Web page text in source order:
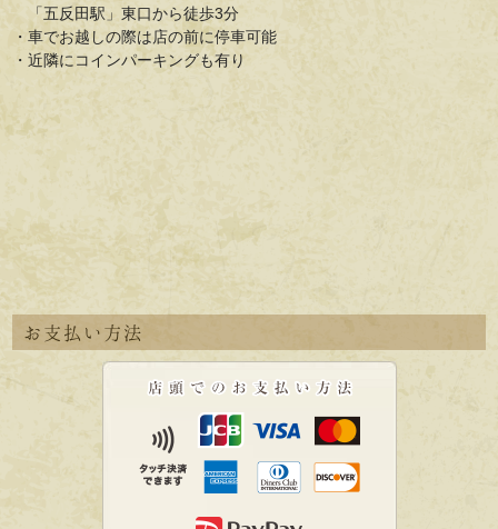
「五反田駅」東口から徒歩3分
・車でお越しの際は店の前に停車可能
・近隣にコインパーキングも有り
お支払い方法